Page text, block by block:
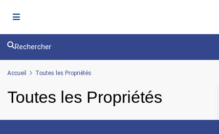
Rechercher
Accueil Toutes les Propriétés
Toutes les Propriétés